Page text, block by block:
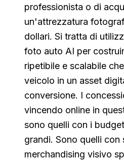
professionista o di
un'attrezzatura
dollari. Si tratta di
foto auto AI per
ripetibile e scalabile
veicolo in un asset
conversione. I
vincendo online in
sono quelli con i
grandi. Sono quelli con
merchandising visivo